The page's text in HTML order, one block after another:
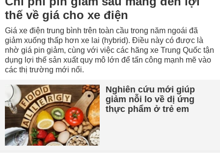
thế về giá cho xe điện
Giá xe điện trung bình trên toàn cầu trong năm ngoái đã
giảm xuống thấp hơn xe lai (hybrid). Điều này có được là
nhờ giá pin giảm, cùng với việc các hãng xe Trung Quốc tận
dụng lợi thế sản xuất quy mô lớn để tấn công mạnh mẽ vào
các thị trường mới nổi.
Nghiên cứu mới giúp
giảm nỗi lo về dị ứng
thực phẩm ở trẻ em